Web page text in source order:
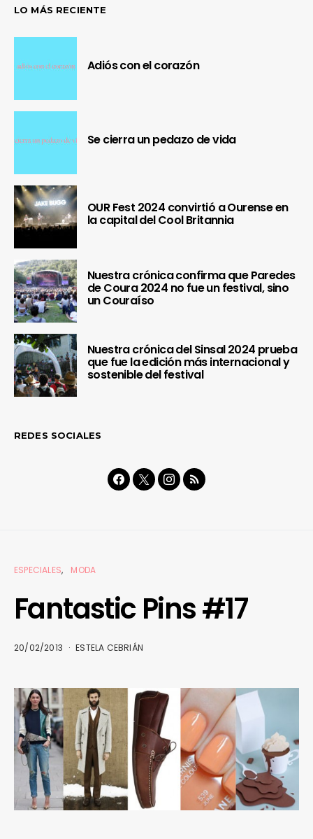
LO MÁS RECIENTE
Adiós con el corazón
Se cierra un pedazo de vida
OUR Fest 2024 convirtió a Ourense en
la capital del Cool Britannia
Nuestra crónica confirma que Paredes
de Coura 2024 no fue un festival, sino
un Couraíso
Nuestra crónica del Sinsal 2024 prueba
que fue la edición más internacional y
sostenible del festival
REDES SOCIALES
ESPECIALES MODA
Fantastic Pins #17
20/02/2013 ESTELA CEBRIÁN